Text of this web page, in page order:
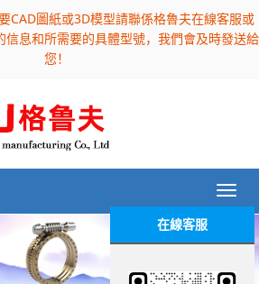
CAD圖紙或3D模型請聯係格魯夫在線客服或
信息和所需要的具體型號，我們會及時發送給
您！
在線客服